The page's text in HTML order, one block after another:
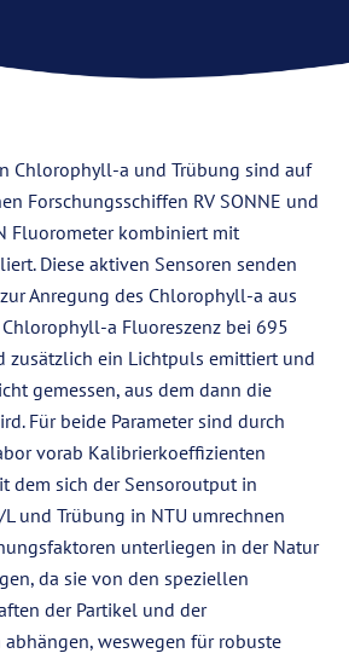
Chlorophyll-a und Trübung sind auf
Forschungsschiffen RV SONNE und
Fluorometer kombiniert mit
Diese aktiven Sensoren senden
Anregung des Chlorophyll-a aus
a Fluoreszenz bei 695
zusätzlich ein Lichtpuls emittiert und
gemessen, aus dem dann die
Für beide Parameter sind durch
vorab Kalibrierkoeffizienten
dem sich der Sensoroutput in
und Trübung in NTU umrechnen
unterliegen in der Natur
da sie von den speziellen
der Partikel und der
weswegen für robuste